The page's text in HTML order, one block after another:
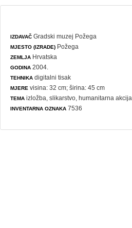
IZDAVAČ Gradski muzej Požega
MJESTO (IZRADE) Požega
ZEMLJA Hrvatska
GODINA 2004.
TEHNIKA digitalni tisak
MJERE visina: 32 cm; širina: 45 cm
TEMA izložba ,slikarstvo ,humanitarna akcija
INVENTARNA OZNAKA 7536